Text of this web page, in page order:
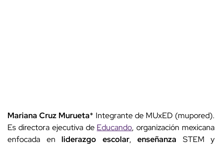
Mariana Cruz Murueta* Integrante de MUxED (mupored).
Es directora ejecutiva de Educando, organización mexicana
enfocada en liderazgo escolar, enseñanza STEM y